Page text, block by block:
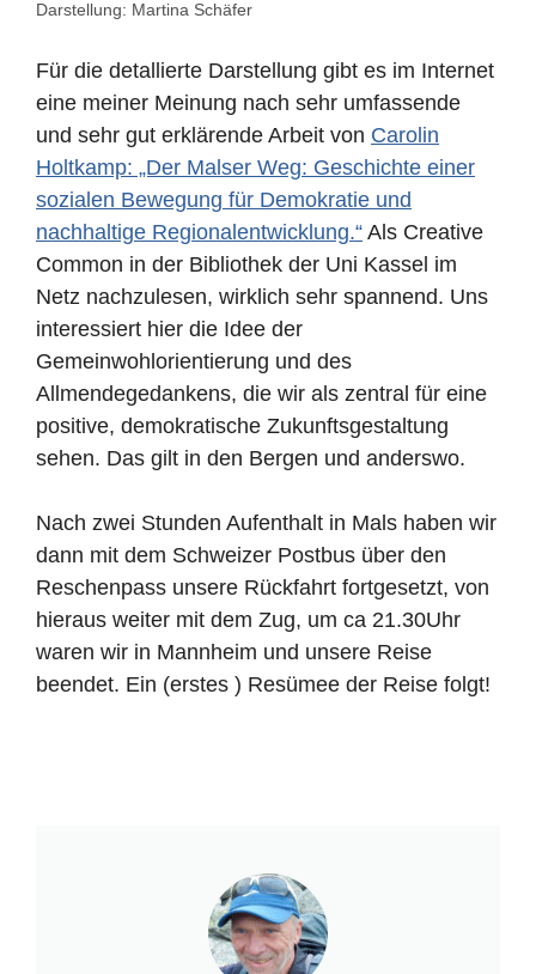
Darstellung: Martina Schäfer
Für die detallierte Darstellung gibt es im Internet
eine meiner Meinung nach sehr umfassende
und sehr gut erklärende Arbeit von Carolin
Holtkamp: „Der Malser Weg: Geschichte einer
sozialen Bewegung für Demokratie und
nachhaltige Regionalentwicklung.“ Als Creative
Common in der Bibliothek der Uni Kassel im
Netz nachzulesen, wirklich sehr spannend. Uns
interessiert hier die Idee der
Gemeinwohlorientierung und des
Allmendegedankens, die wir als zentral für eine
positive, demokratische Zukunftsgestaltung
sehen. Das gilt in den Bergen und anderswo.
Nach zwei Stunden Aufenthalt in Mals haben wir
dann mit dem Schweizer Postbus über den
Reschenpass unsere Rückfahrt fortgesetzt, von
hieraus weiter mit dem Zug, um ca 21.30Uhr
waren wir in Mannheim und unsere Reise
beendet. Ein (erstes ) Resümee der Reise folgt!